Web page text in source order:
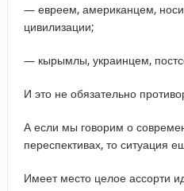
— евреем, американцем,
цивилизации;
— кырымлы, украинцем,
И это не обязательно
А если мы говорим о
переспективах, то ситуация
Имеет место целое ассорти